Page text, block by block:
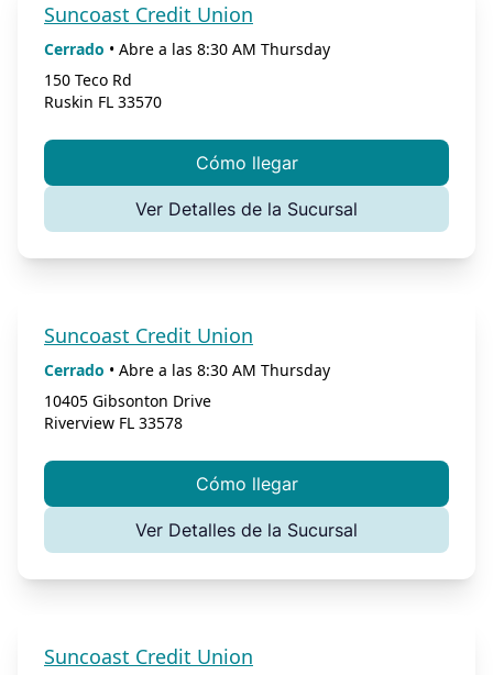
Suncoast Credit Union
Cerrado • Abre a las 8:30 AM Thursday
150 Teco Rd
Ruskin FL 33570
Cómo llegar
Ver Detalles de la Sucursal
Suncoast Credit Union
Cerrado • Abre a las 8:30 AM Thursday
10405 Gibsonton Drive
Riverview FL 33578
Cómo llegar
Ver Detalles de la Sucursal
Suncoast Credit Union